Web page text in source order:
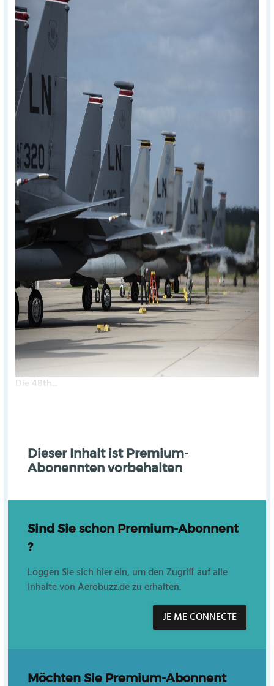
Die 48th...
Dieser Inhalt ist Premium-
Abonennten vorbehalten
Sind Sie schon Premium-Abonnent
?
Loggen Sie sich hier ein, um den Zugriff auf alle
Inhalte von Aerobuzz.de zu erhalten.
JE ME CONNECTE
Möchten Sie Premium-Abonnent